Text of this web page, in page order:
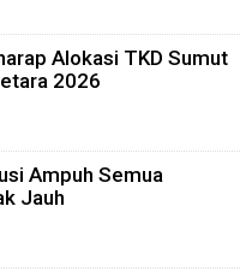
Alokasi TKD Sumut
2026
Ampuh Semua
Jauh